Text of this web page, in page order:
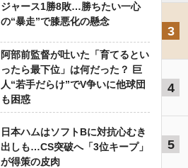
ジャース1勝8敗…勝ちたい一心
の“暴走”で膝悪化の懸念
阿部前監督が吐いた「育てるとい
ったら最下位」は何だった？ 巨
人“若手だらけ”でV争いに他球団
も困惑
日本ハムはソフトBに対抗心むき
出しも…CS突破へ「3位キープ」
が得策の皮肉
3
4
5